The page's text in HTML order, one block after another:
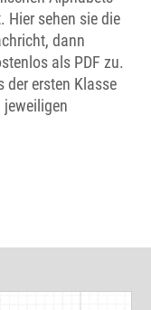
Hier sehen sie die
dann
als PDF zu.
der ersten Klasse
jeweiligen